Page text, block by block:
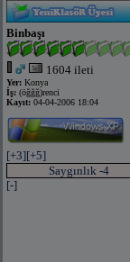
Binbaşı
1604 ileti
Yer: Konya
İş: (öğğğ)renci
Kayıt: 04-04-2006 18:04
[+3][+5]
Saygınlık -4
[-]